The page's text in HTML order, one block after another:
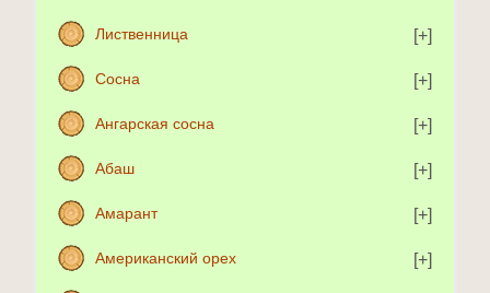
Лиственница
Сосна
Ангарская сосна
Абаш
Амарант
Американский орех